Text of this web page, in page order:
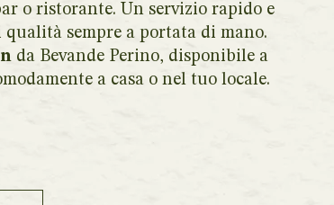
o ristorante. Un servizio rapido e
sempre a portata di mano.
da Bevande Perino, disponibile a
a casa o nel tuo locale.